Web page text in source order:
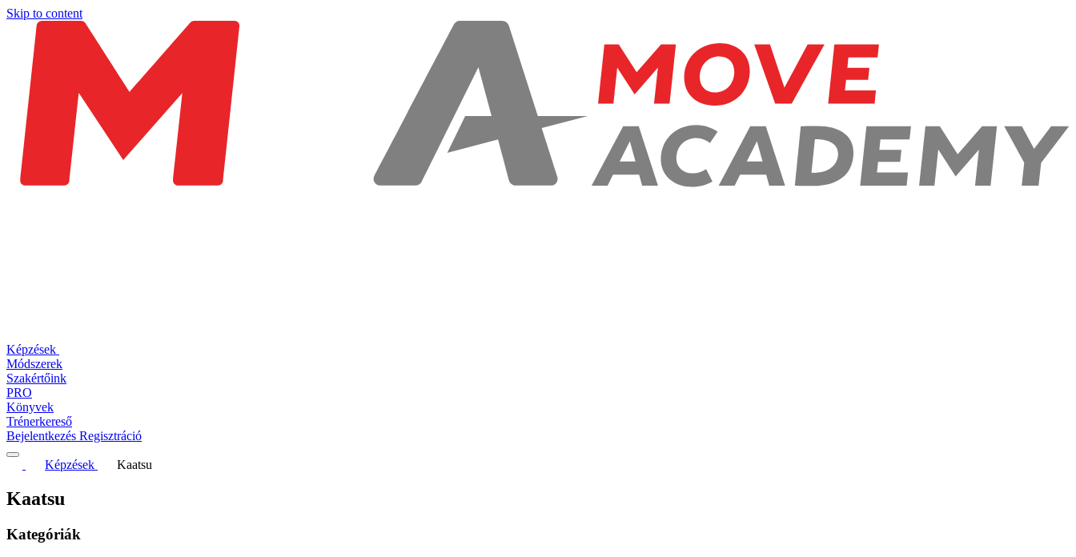
Skip to content
Képzések
Módszerek
Szakértőink
PRO
Könyvek
Trénerkereső
Bejelentkezés Regisztráció
Képzések Kaatsu
Kaatsu
Kategóriák